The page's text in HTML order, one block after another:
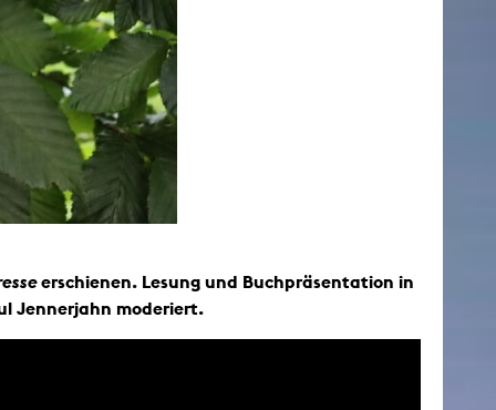
erschienen. Lesung und Buchpräsentation in
Jennerjahn moderiert.